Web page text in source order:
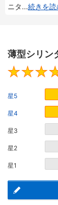
ニタ...続きを読
薄型シリン
星5
星4
星3
星2
星1